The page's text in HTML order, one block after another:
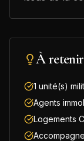
À retenir
1 unité(s)
Agents
Logements